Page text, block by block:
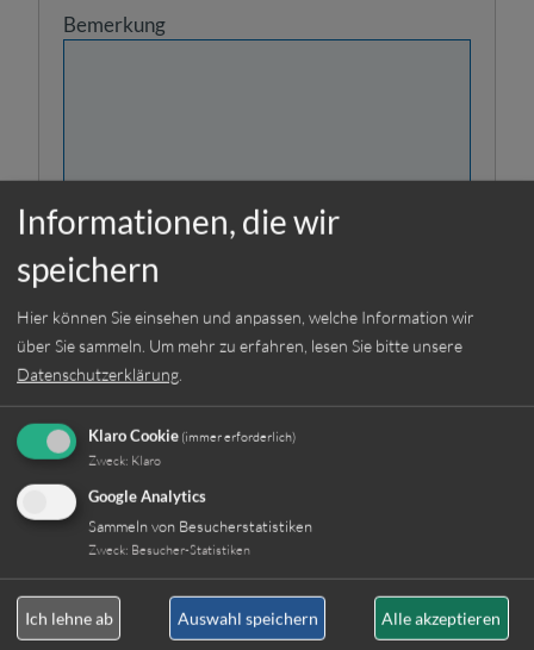
Bemerkung
Ich habe die
Weiterverarbeitung meiner
Angaben aus dem
Beantwortung meiner
Bewerbung zu.
Ihre Daten unsererseits
streng vertraulich behandelt.
Hinweis: Sie können Ihre
Einwilligung jederzeit für die
Zukunft per E-Mail an
info@gut-personal-
Informationen, die wir
speichern
Hier können Sie einsehen und anpassen, welche Information wir
über Sie sammeln. Um mehr zu erfahren, lesen Sie bitte unsere
Datenschutzerklärung.
Klaro Cookie (immer erforderlich)
Zweck: Klaro
Google Analytics
Sammeln von Besucherstatistiken
Zweck: Besucher-Statistiken
Ich lehne ab Auswahl speichern Alle akzeptieren